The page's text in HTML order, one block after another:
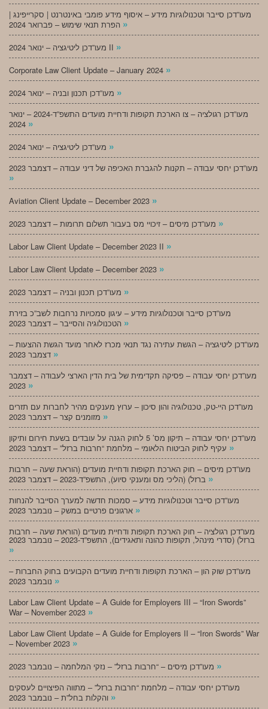
מעו”דכן סייבר וטכנולוגיות מידע – איסוף מידע פומבי באינטרנט | סקרייפינג |
»
מעו”דכן ליטיגציה – ינואר 2024 II »
Corporate Law Client Update – January 2024 »
»
מעו”דכן רגולציה – צו הארכת תקופות ודחיית מועדים התשפ”ד-2024 – ינואר
»
»
מעו”דכן יחסי עבודה – תקנות להגברת האכיפה של דיני עבודה – דצמבר 2023
»
Aviation Client Update – December 2023 »
»
Labor Law Client Update – December 2023 II »
Labor Law Client Update – December 2023 »
»
מעו”דכן סייבר וטכנולוגיות מידע – עיגון סמכויות נרחבות לשב”כ בזירת
»
מעו”דכן ליטיגציה – הגשת עתירה נגד תנאי מכרז לאחר מועד הגשת ההצעות –
»
מעו”דכן יחסי עבודה – פסיקה תקדימית של בית הדין הארצי לעבודה – דצמבר
»
מעו”דכן היי-טק, טכנולוגיה והון סיכון – ערוץ מענקים מהיר לחברות עם תזרים
»
מעו”דכן יחסי עבודה – תיקון מס’ 5 לחוק הגנה על עובדים בשעת חירום ותיקון
»
מעו”דכן מיסים – חוק הארכת תקופות ודחיית מועדים (הוראת שעה – חרבות
»
מעו”דכן סייבר וטכנולוגיות מידע – סמכות חדשה למערך הסייבר להנחות
»
מעו”דכן רגולציה – חוק הארכת תקופות ודחיית מועדים (הוראת שעה – חרבות
ברזל) (סדרי מינהל, תקופות כהונה ותאגידים), התשפ”ד-2023 – נובמבר 2023
»
מעו”דכן שוק הון – הארכת תקופות ודחיית מועדים הקבועים בחוק החברות –
»
Labor Law Client Update – A Guide for Employers III – “Iron Swords”
War – November 2023 »
Labor Law Client Update – A Guide for Employers II – “Iron Swords” War
– November 2023 »
»
מעו”דכן יחסי עבודה – מלחמת “חרבות ברזל” – מתווה הפיצויים לעסקים
»